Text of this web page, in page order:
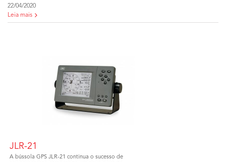
22/04/2020
Leia mais
JLR-21
A bússola GPS JLR-21 continua o sucesso de